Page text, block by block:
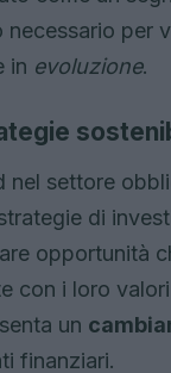
per
in evoluzione.
nel settore
di
opportunità
con i loro
un
finanziari.